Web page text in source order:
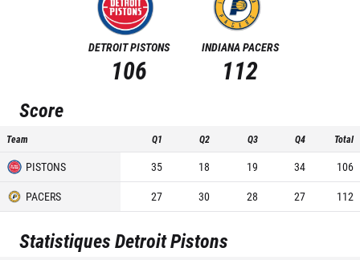
DETROIT PISTONS
106
INDIANA PACERS
112
Score
Team Q1 Q2 Q3 Q4 Total
PISTONS 35 18 19 34
106
PACERS
27 30 28 27 112
StatistiquesDetroit Pistons